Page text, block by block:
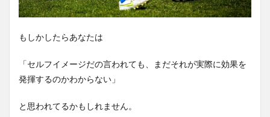
もしかしたらあなたは
「セルフイメージだの言われても、まだそれが実際に効果を
発揮するのかわからない」
と思われてるかもしれません。